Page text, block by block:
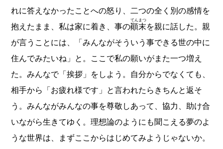
れに答えなかったことへの怒り、二つの全く別の感情を
抱えたまま、私は家に着き、事の顚末
てんまつ
を親に話した。親
が言うことには、「みんながそういう事できる世の中に
住んでみたいね」と。ここで私の願いがまた一つ増え
た。みんなで「挨拶」をしよう。自分からでなくても、
相手から「お疲れ様です」と言われたらきちんと返そ
う。みんながみんなの事を尊敬しあって、協力、助け合
いながら生きてゆく。理想論のようにも聞こえる夢のよ
うな世界は、まずここからはじめてみようじゃないか。